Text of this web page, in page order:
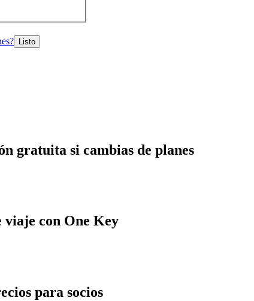
Listo
gratuita si cambias de planes
viaje con One Key
para socios